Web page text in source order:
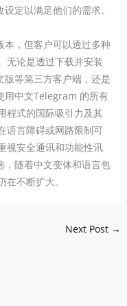
定以满足他们的需求。
，但客户可以透过多种
无论是透过下载并安装
等第三方客户端，还是
用中文Telegram 的所有
程式的国际吸引力及其
语言障碍或网路限制可
视安全通讯和功能性讯
随着中文变体和语言包
不断扩大。
Next Post →